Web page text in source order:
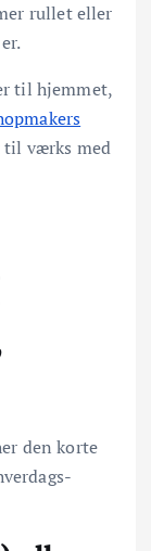
rullet eller
til hjemmet,
til værks med
den korte